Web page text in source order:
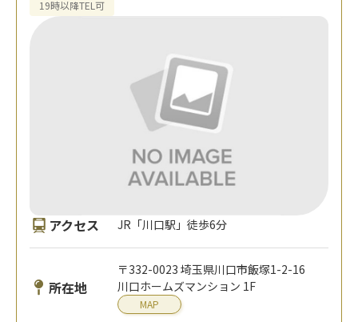
19時以降TEL可
アクセス JR「川口駅」徒歩6分
所在地
〒332-0023 埼玉県川口市飯塚1-2-16
川口ホームズマンション 1F
MAP